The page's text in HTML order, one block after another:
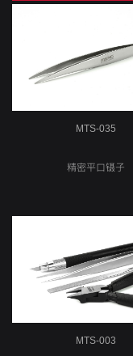
MTS-035
精密平口镊子
MTS-003